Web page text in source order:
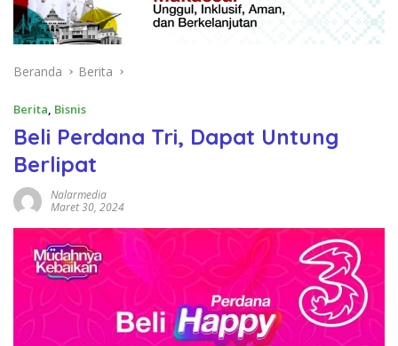
Beranda Berita
Berita, Bisnis
Beli Perdana Tri, Dapat Untung
Berlipat
Nalarmedia
Maret 30, 2024